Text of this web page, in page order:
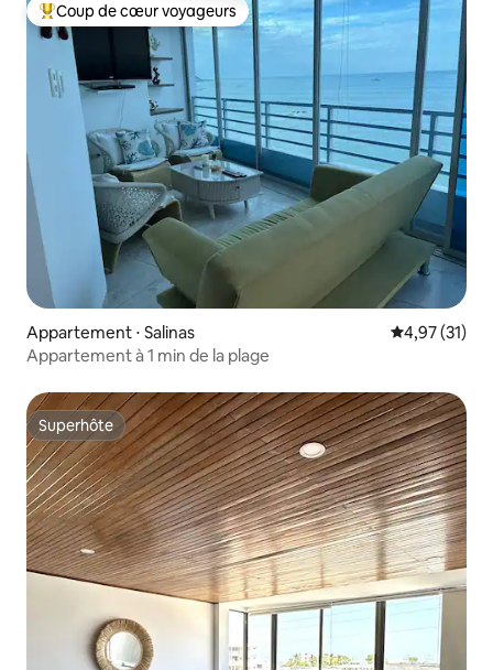
Coups de cœur voyageurs les plus appréciés
Coup de cœur voyageurs
Appartement ⋅ Salinas Évaluation
4,97 (31)
Appartement à 1 min de la plage
Superhôte
Superhôte